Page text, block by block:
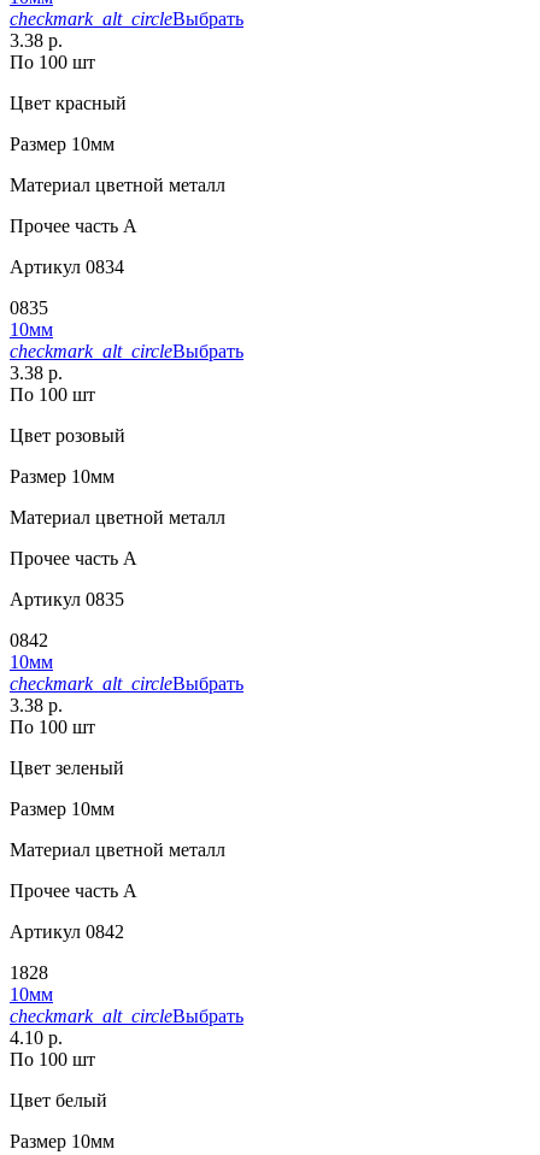
checkmark_alt_circleВыбрать
3.38 р.
По 100 шт
Цвет красный
Размер 10мм
Материал цветной металл
Прочее часть A
Артикул 0834
0835
10мм
checkmark_alt_circleВыбрать
3.38 р.
По 100 шт
Цвет розовый
Размер 10мм
Материал цветной металл
Прочее часть A
Артикул 0835
0842
10мм
checkmark_alt_circleВыбрать
3.38 р.
По 100 шт
Цвет зеленый
Размер 10мм
Материал цветной металл
Прочее часть A
Артикул 0842
1828
10мм
checkmark_alt_circleВыбрать
4.10 р.
По 100 шт
Цвет белый
Размер 10мм